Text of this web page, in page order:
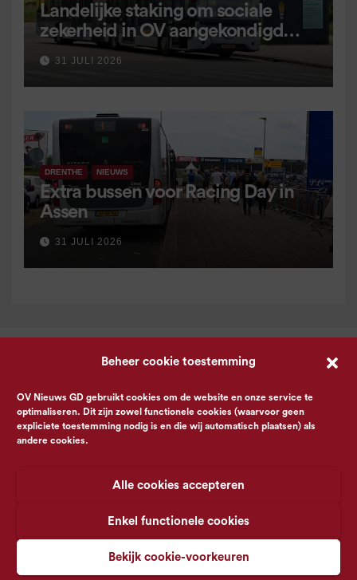
Beheer cookie toestemming
OV Nieuws GD gebruikt cookies om de website en onze service te
optimaliseren. Dit zijn zowel functionele cookies (waarvoor geen
expliciete toestemming nodig is en die wij automatisch plaatsen) als
andere cookies.
Alle cookies accepteren
Enkel functionele cookies
Bekijk cookie-voorkeuren
Landelijke staking om sociale
zekerheid in OV aangekondigd
voor 9 september
31 JULI 2026
DRENTHE NIEUWS
Extra bussen voor Racing Day in
Assen
31 JULI 2026
© OV Nieuws GD -